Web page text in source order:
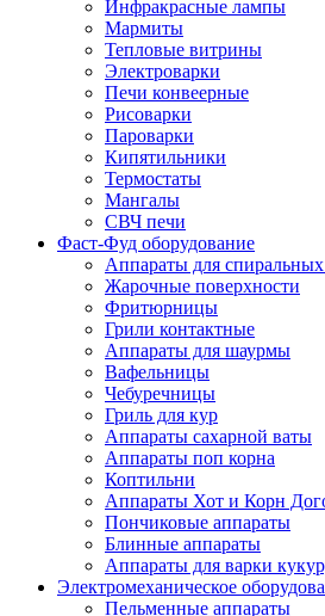
Инфракрасные лампы
Мармиты
Тепловые витрины
Электроварки
Печи конвеерные
Рисоварки
Пароварки
Кипятильники
Термостаты
Мангалы
СВЧ печи
Фаст-Фуд оборудование
Аппараты для
Жарочные поверхности
Фритюрницы
Грили контактные
Аппараты для шаурмы
Вафельницы
Чебуречницы
Гриль для кур
Аппараты сахарной ваты
Аппараты поп корна
Коптильни
Аппараты Хот и Корн
Пончиковые аппараты
Блинные аппараты
Аппараты для варки
Электромеханическое
Пельменные аппараты